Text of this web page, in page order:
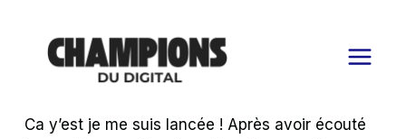
contenu
Ca y’est je me suis lancée ! Après avoir écouté